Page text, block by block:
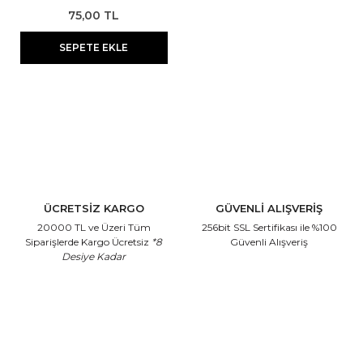
75,00 TL
SEPETE EKLE
ÜCRETSİZ KARGO
20000 TL ve Üzeri Tüm
Siparişlerde Kargo Ücretsiz *8
Desiye Kadar
GÜVENLİ ALIŞVERİŞ
256bit SSL Sertifikası ile %100
Güvenli Alışveriş